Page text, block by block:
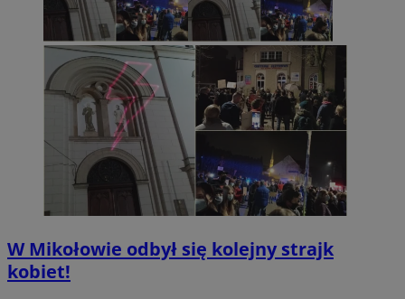
W Mikołowie odbył się kolejny strajk
kobiet!